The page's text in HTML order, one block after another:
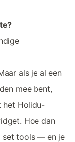
als je al een
mee bent,
het Holidu-
Hoe dan
set tools — en je